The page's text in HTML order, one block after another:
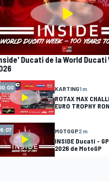
Ducati de la World Ducati
KARTING1 m
ROTAX MAX
EURO TROPHY
MOTOGP2 m
INSIDE Ducati -
2026 de MotoGP